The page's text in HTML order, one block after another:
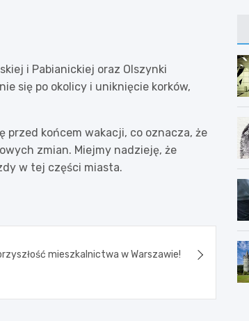
i Pabianickiej oraz Olszynki
się po okolicy i uniknięcie korków,
przed końcem wakacji, co oznacza, że
zmian. Miejmy nadzieję, że
w tej części miasta.
mieszkalnictwa w Warszawie!